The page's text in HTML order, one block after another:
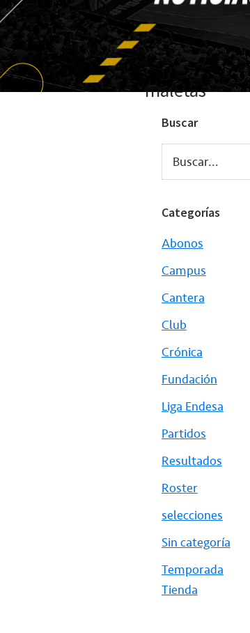
maletas
Buscar
Buscar...
Categorías
Abonos
Campus
Cantera
Club
Crónica
Fundación
Liga Endesa
Partidos
Resultados
Roster
selecciones
Sin categoría
Temporada
Tienda